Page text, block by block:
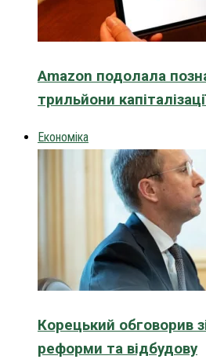
Amazon подолала
трильйони
Економіка
Корецький обговорив
реформи та відбудову